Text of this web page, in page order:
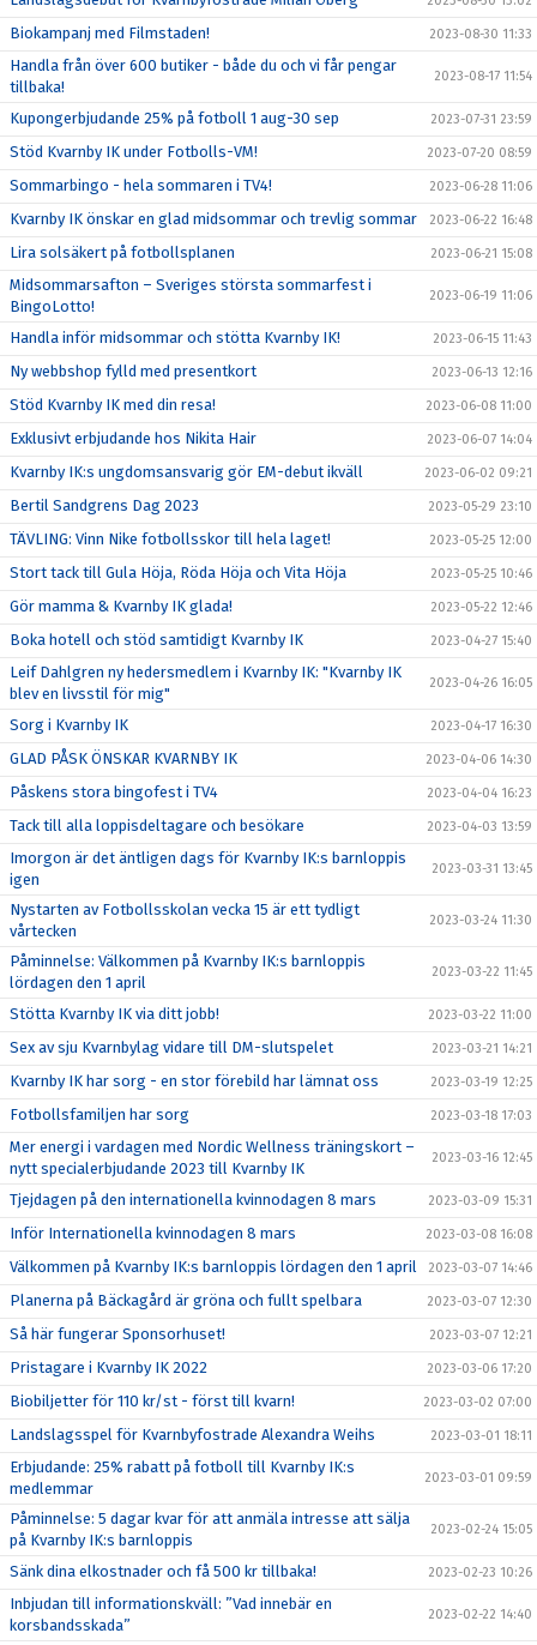
Biokampanj med Filmstaden! 2023-08-30 11:33
Handla från över 600 butiker - både du och vi får pengar
tillbaka!
2023-08-17 11:54
Kupongerbjudande 25% på fotboll 1 aug-30 sep 2023-07-31 23:59
Stöd Kvarnby IK under Fotbolls-VM! 2023-07-20 08:59
Sommarbingo - hela sommaren i TV4! 2023-06-28 11:06
Kvarnby IK önskar en glad midsommar och trevlig sommar 2023-06-22 16:48
Lira solsäkert på fotbollsplanen 2023-06-21 15:08
Midsommarsafton – Sveriges största sommarfest i
BingoLotto!
2023-06-19 11:06
Handla inför midsommar och stötta Kvarnby IK! 2023-06-15 11:43
Ny webbshop fylld med presentkort 2023-06-13 12:16
Stöd Kvarnby IK med din resa! 2023-06-08 11:00
Exklusivt erbjudande hos Nikita Hair 2023-06-07 14:04
Kvarnby IK:s ungdomsansvarig gör EM-debut ikväll 2023-06-02 09:21
Bertil Sandgrens Dag 2023 2023-05-29 23:10
TÄVLING: Vinn Nike fotbollsskor till hela laget! 2023-05-25 12:00
Stort tack till Gula Höja, Röda Höja och Vita Höja 2023-05-25 10:46
Gör mamma & Kvarnby IK glada! 2023-05-22 12:46
Boka hotell och stöd samtidigt Kvarnby IK 2023-04-27 15:40
Leif Dahlgren ny hedersmedlem i Kvarnby IK: "Kvarnby IK
blev en livsstil för mig"
2023-04-26 16:05
Sorg i Kvarnby IK 2023-04-17 16:30
GLAD PÅSK ÖNSKAR KVARNBY IK 2023-04-06 14:30
Påskens stora bingofest i TV4 2023-04-04 16:23
Tack till alla loppisdeltagare och besökare 2023-04-03 13:59
Imorgon är det äntligen dags för Kvarnby IK:s barnloppis
igen
2023-03-31 13:45
Nystarten av Fotbollsskolan vecka 15 är ett tydligt
vårtecken
2023-03-24 11:30
Påminnelse: Välkommen på Kvarnby IK:s barnloppis
lördagen den 1 april
2023-03-22 11:45
Stötta Kvarnby IK via ditt jobb! 2023-03-22 11:00
Sex av sju Kvarnbylag vidare till DM-slutspelet 2023-03-21 14:21
Kvarnby IK har sorg - en stor förebild har lämnat oss 2023-03-19 12:25
Fotbollsfamiljen har sorg 2023-03-18 17:03
Mer energi i vardagen med Nordic Wellness träningskort –
nytt specialerbjudande 2023 till Kvarnby IK
2023-03-16 12:45
Tjejdagen på den internationella kvinnodagen 8 mars 2023-03-09 15:31
Inför Internationella kvinnodagen 8 mars 2023-03-08 16:08
Välkommen på Kvarnby IK:s barnloppis lördagen den 1 april 2023-03-07 14:46
Planerna på Bäckagård är gröna och fullt spelbara 2023-03-07 12:30
Så här fungerar Sponsorhuset! 2023-03-07 12:21
Pristagare i Kvarnby IK 2022 2023-03-06 17:20
Biobiljetter för 110 kr/st - först till kvarn! 2023-03-02 07:00
Landslagsspel för Kvarnbyfostrade Alexandra Weihs 2023-03-01 18:11
Erbjudande: 25% rabatt på fotboll till Kvarnby IK:s
medlemmar
2023-03-01 09:59
Påminnelse: 5 dagar kvar för att anmäla intresse att sälja
på Kvarnby IK:s barnloppis
2023-02-24 15:05
Sänk dina elkostnader och få 500 kr tillbaka! 2023-02-23 10:26
Inbjudan till informationskväll: ”Vad innebär en
korsbandsskada”
2023-02-22 14:40